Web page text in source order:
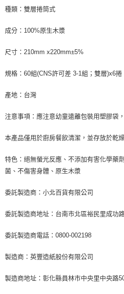
種類：雙層捲筒式
成分：100%原生木漿
尺寸：210mm x220mm±5%
規格：60組(CNS許可差 3-1組；雙層)x6捲
產地：台灣
注意事項：應注意幼童遠離包裝用塑膠袋
本產品僅用於廚房餐飲清潔，並存放於乾
特色：絕無螢光反應、不添加有害化學藥
菌、不傷害身體、原生木漿
委託製造商：小北百貨有限公司
委託製造商地址：台南市北區裕民里成功
委託製造商電話：0800-002198
製造商：英豐造紙股份有限公司
製造商地址：彰化縣員林市中央里中央路